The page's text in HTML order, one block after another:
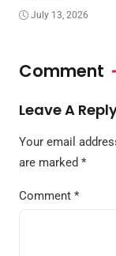
July 13, 2026
Comment
Leave A
Your email
are marked *
Comment *